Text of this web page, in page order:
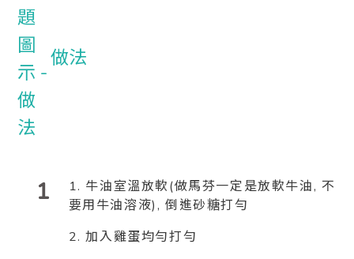
做法
1
1. 牛油室溫放軟(做馬芬一定是放軟牛油, 不
要用牛油溶液), 倒進砂糖打勻
2. 加入雞蛋均勻打勻